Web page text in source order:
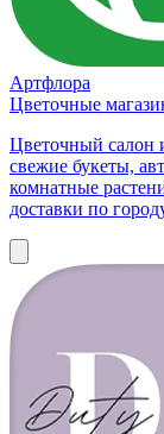
Артфлора
Цветочные
Цветочный салон
свежие букеты,
комнатные
доставки по